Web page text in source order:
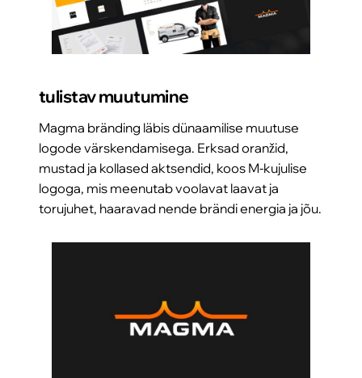
tulistav muutumine
Magma bränding läbis dünaamilise muutuse
logode värskendamisega. Erksad oranžid,
mustad ja kollased aktsendid, koos M-kujulise
logoga, mis meenutab voolavat laavat ja
torujuhet, haaravad nende brändi energia ja jõu.